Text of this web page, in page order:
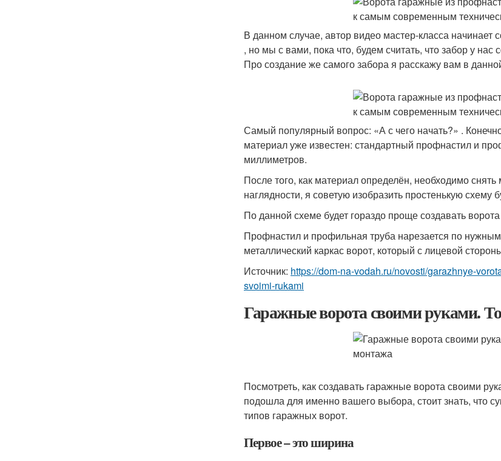
В данном случае, автор видео мастер-класса
, но мы с вами, пока что, будем считать, что забор у нас
Про создание же самого забора я расскажу вам в
Самый популярный вопрос: «А с чего начать?» .
материал уже известен: стандартный профнастил и
миллиметров.
После того, как материал определён, необходимо
наглядности, я советую изобразить простенькую
По данной схеме будет гораздо проще создавать
Профнастил и профильная труба нарезается по
металлический каркас ворот, который с лицевой
Источник: https://dom-na-vodah.ru/novosti/garazhnye-
svoimi-rukami
Гаражные ворота своими руками.
Посмотреть, как создавать гаражные ворота своими
подошла для именно вашего выбора, стоит знать, что
типов гаражных ворот.
Первое – это ширина